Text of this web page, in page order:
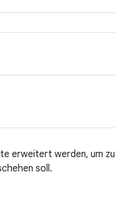
erweitert werden, um zu
soll.